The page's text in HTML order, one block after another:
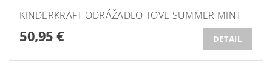
KINDERKRAFT ODRÁŽADLO TOVE SUMMER MINT
50,95 € DETAIL